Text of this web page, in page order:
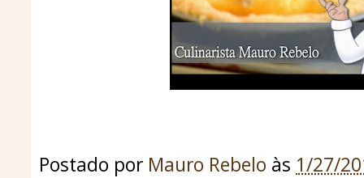
Postado por Mauro Rebelo às 1/27/